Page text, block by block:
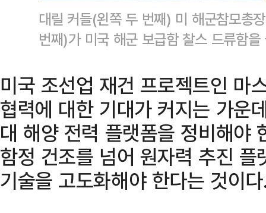
대릴 커들(왼쪽 두 번째) 미 해군참모총
번째)가 미국 해군 보급함 찰스 드류함
미국 조선업 재건 프로젝트인
협력에 대한 기대가 커지는 가운
대 해양 전력 플랫폼을 정비해야
함정 건조를 넘어 원자력 추진
기술을 고도화해야 한다는 것이